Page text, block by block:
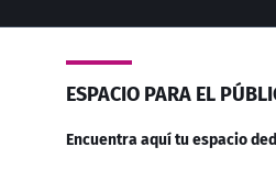
ESPACIO PARA EL
Encuentra aquí tu espacio